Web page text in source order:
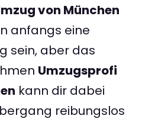
von München
anfangs eine
sein, aber das
Umzugsprofi
kann dir dabei
reibungslos